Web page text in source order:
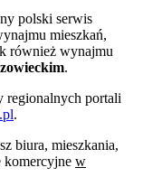
polski serwis
mieszkań,
również wynajmu
.
regionalnych portali
.
biura, mieszkania,
komercyjne w